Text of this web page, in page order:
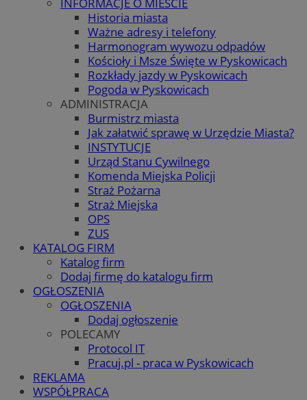
Historia miasta
Ważne adresy i telefony
Harmonogram wywozu odpadów
Kościoły i Msze Święte w Pyskowicach
Rozkłady jazdy w Pyskowicach
Pogoda w Pyskowicach
ADMINISTRACJA
Burmistrz miasta
Jak załatwić sprawę w Urzędzie Miasta?
INSTYTUCJE
Urząd Stanu Cywilnego
Komenda Miejska Policji
Straż Pożarna
Straż Miejska
OPS
ZUS
KATALOG FIRM
Katalog firm
Dodaj firmę do katalogu firm
OGŁOSZENIA
OGŁOSZENIA
Dodaj ogłoszenie
POLECAMY
Protocol IT
Pracuj.pl - praca w Pyskowicach
REKLAMA
WSPÓŁPRACA